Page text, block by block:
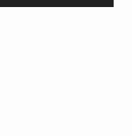
リ